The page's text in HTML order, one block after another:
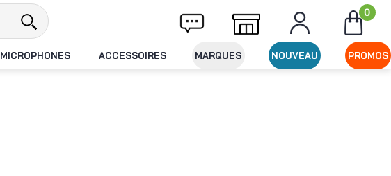
Livraison offerte dès 49€ d'achat 0
MICROPHONES ACCESSOIRES MARQUES NOUVEAU PROMOS